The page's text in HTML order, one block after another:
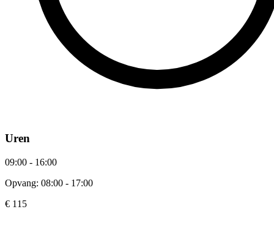
Uren
09:00 - 16:00
Opvang: 08:00 - 17:00
€ 115